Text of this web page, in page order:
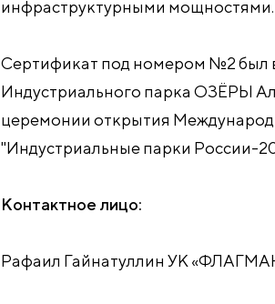
инфраструктурными мощностями.
Сертификат под номером №2 был
Индустриального парка ОЗЁРЫ
церемонии открытия
"Индустриальные парки России-
Контактное лицо:
Рафаил Гайнатуллин УК